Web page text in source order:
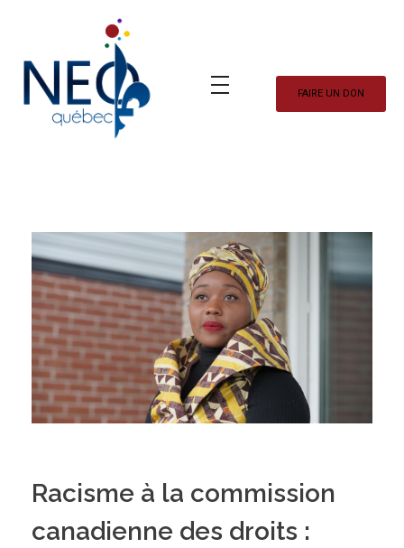
FAIRE UN DON
Racisme à la commission
canadienne des droits :